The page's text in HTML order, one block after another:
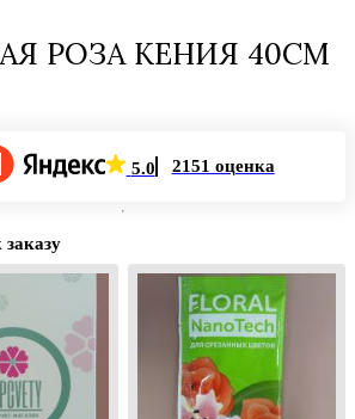
РОЗА КЕНИЯ 40СМ
5.0 2151 оценка
заказу